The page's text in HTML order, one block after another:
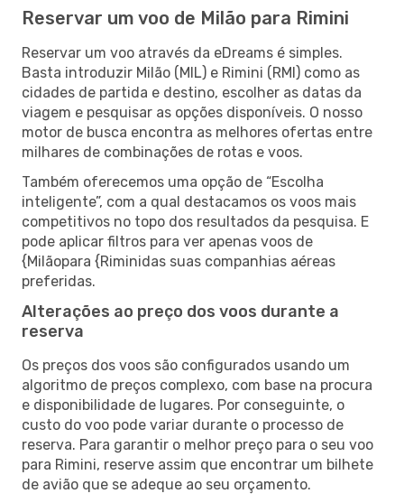
Reservar um voo de Milão para Rimini
Reservar um voo através da eDreams é simples.
Basta introduzir Milão (MIL) e Rimini (RMI) como as
cidades de partida e destino, escolher as datas da
viagem e pesquisar as opções disponíveis. O nosso
motor de busca encontra as melhores ofertas entre
milhares de combinações de rotas e voos.
Também oferecemos uma opção de “Escolha
inteligente”, com a qual destacamos os voos mais
competitivos no topo dos resultados da pesquisa. E
pode aplicar filtros para ver apenas voos de
{Milãopara {Riminidas suas companhias aéreas
preferidas.
Alterações ao preço dos voos durante a
reserva
Os preços dos voos são configurados usando um
algoritmo de preços complexo, com base na procura
e disponibilidade de lugares. Por conseguinte, o
custo do voo pode variar durante o processo de
reserva. Para garantir o melhor preço para o seu voo
para Rimini, reserve assim que encontrar um bilhete
de avião que se adeque ao seu orçamento.